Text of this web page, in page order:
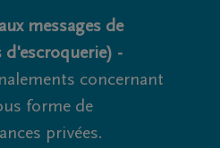
messages de
-
concernant
forme de
privées.